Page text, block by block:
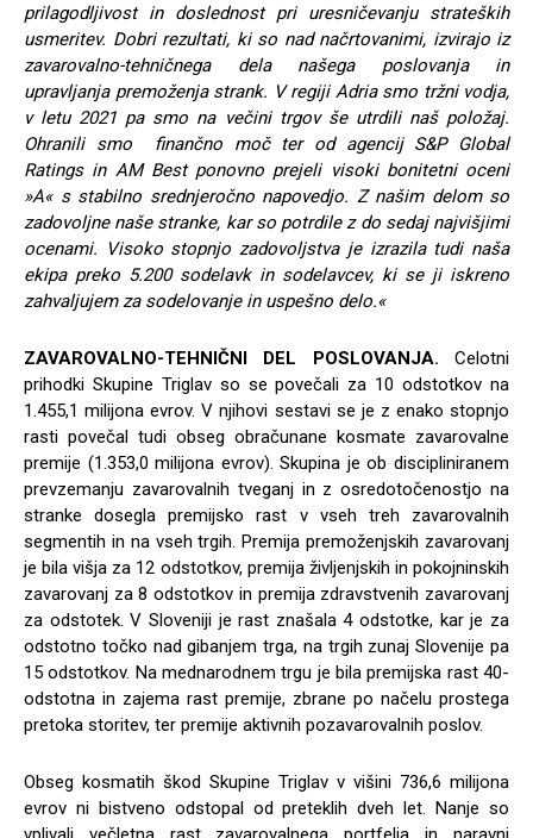
prilagodljivost in doslednost pri uresničevanju strateških
usmeritev. Dobri rezultati, ki so nad načrtovanimi, izvirajo iz
zavarovalno-tehničnega dela našega poslovanja in
upravljanja premoženja strank. V regiji Adria smo tržni vodja,
v letu 2021 pa smo na večini trgov še utrdili naš položaj.
Ohranili smo finančno moč ter od agencij S&P Global
Ratings in AM Best ponovno prejeli visoki bonitetni oceni
»A« s stabilno srednjeročno napovedjo. Z našim delom so
zadovoljne naše stranke, kar so potrdile z do sedaj najvišjimi
ocenami. Visoko stopnjo zadovoljstva je izrazila tudi naša
ekipa preko 5.200 sodelavk in sodelavcev, ki se ji iskreno
zahvaljujem za sodelovanje in uspešno delo.«
ZAVAROVALNO-TEHNIČNI DEL POSLOVANJA. Celotni
prihodki Skupine Triglav so se povečali za 10 odstotkov na
1.455,1 milijona evrov. V njihovi sestavi se je z enako stopnjo
rasti povečal tudi obseg obračunane kosmate zavarovalne
premije (1.353,0 milijona evrov). Skupina je ob discipliniranem
prevzemanju zavarovalnih tveganj in z osredotočenostjo na
stranke dosegla premijsko rast v vseh treh zavarovalnih
segmentih in na vseh trgih. Premija premoženjskih zavarovanj
je bila višja za 12 odstotkov, premija življenjskih in pokojninskih
zavarovanj za 8 odstotkov in premija zdravstvenih zavarovanj
za odstotek. V Sloveniji je rast znašala 4 odstotke, kar je za
odstotno točko nad gibanjem trga, na trgih zunaj Slovenije pa
15 odstotkov. Na mednarodnem trgu je bila premijska rast 40-
odstotna in zajema rast premije, zbrane po načelu prostega
pretoka storitev, ter premije aktivnih pozavarovalnih poslov.
Obseg kosmatih škod Skupine Triglav v višini 736,6 milijona
evrov ni bistveno odstopal od preteklih dveh let. Nanje so